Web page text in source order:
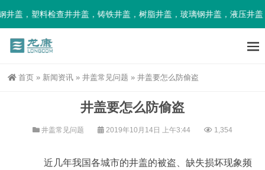
盖，塑料检查井井盖，铸铁井盖，树脂井盖，玻璃钢井盖，液压井
首页 » 新闻资讯 » 井盖常见问题 » 井盖要怎么防偷盗
井盖要怎么防偷盗
井盖常见问题 2019年10月14日 上午3:44 1,354
近几年我国各城市的井盖的被盗、缺失损坏现象频